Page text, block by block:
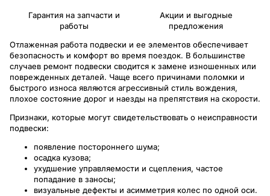
Гарантия на запчасти и
работы
Акции и выгодные
предложения
Отлаженная работа подвески и ее элементов обеспечивает
безопасность и комфорт во время поездок. В большинстве
случаев ремонт подвески сводится к замене изношенных или
поврежденных деталей. Чаще всего причинами поломки и
быстрого износа являются агрессивный стиль вождения,
плохое состояние дорог и наезды на препятствия на скорости.
Признаки, которые могут свидетельствовать о неисправности
подвески:
появление постороннего шума;
осадка кузова;
ухудшение управляемости и сцепления, частое
попадание в заносы;
визуальные дефекты и асимметрия колес по одной оси.